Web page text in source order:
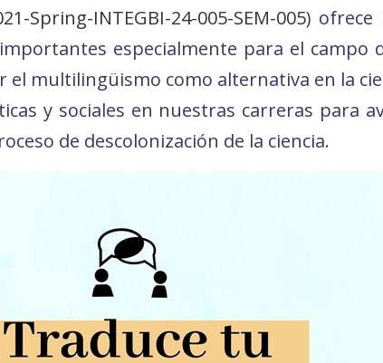
Spring-INTEGBI-24-005-SEM-005) ofrece
especialmente para el campo
multilingüismo como alternativa en la
y sociales en nuestras carreras para
de descolonización de la ciencia.